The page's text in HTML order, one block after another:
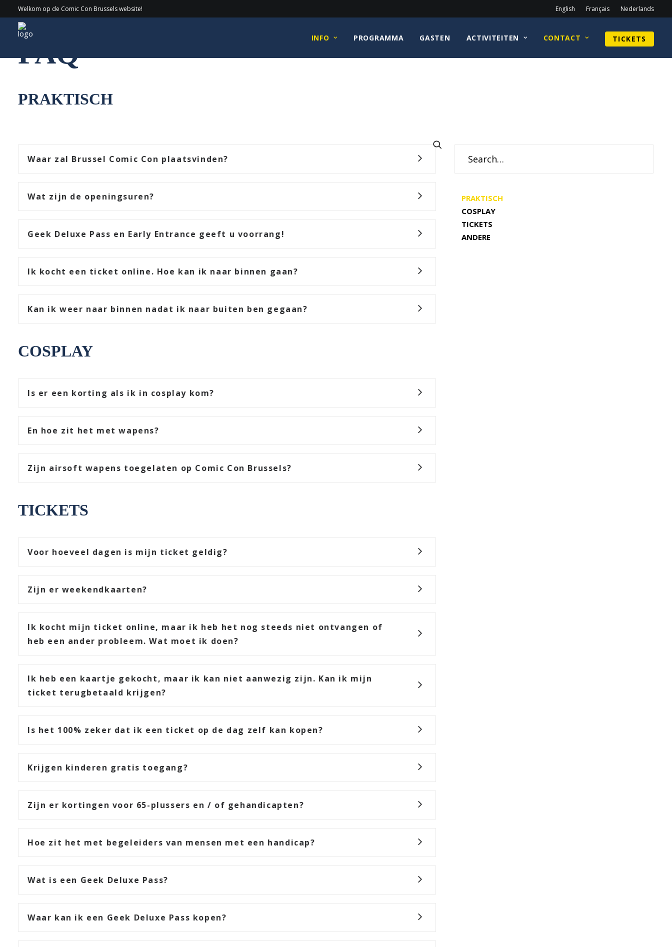
Welkom op de Comic Con Brussels website! English Français Nederlands
INFO PROGRAMMA GASTEN ACTIVITEITEN CONTACT TICKETS
FAQ
PRAKTISCH
Waar zal Brussel Comic Con plaatsvinden?
Wat zijn de openingsuren?
Geek Deluxe Pass en Early Entrance geeft u voorrang!
Ik kocht een ticket online. Hoe kan ik naar binnen gaan?
Kan ik weer naar binnen nadat ik naar buiten ben gegaan?
COSPLAY
Is er een korting als ik in cosplay kom?
En hoe zit het met wapens?
Zijn airsoft wapens toegelaten op Comic Con Brussels?
TICKETS
Voor hoeveel dagen is mijn ticket geldig?
Zijn er weekendkaarten?
Ik kocht mijn ticket online, maar ik heb het nog steeds niet ontvangen of
heb een ander probleem. Wat moet ik doen?
Ik heb een kaartje gekocht, maar ik kan niet aanwezig zijn. Kan ik mijn
ticket terugbetaald krijgen?
Is het 100% zeker dat ik een ticket op de dag zelf kan kopen?
Krijgen kinderen gratis toegang?
Zijn er kortingen voor 65-plussers en / of gehandicapten?
Hoe zit het met begeleiders van mensen met een handicap?
Wat is een Geek Deluxe Pass?
Waar kan ik een Geek Deluxe Pass kopen?
PRAKTISCH
COSPLAY
TICKETS
ANDERE